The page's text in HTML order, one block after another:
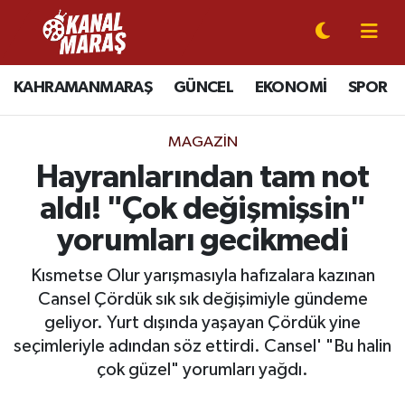
KAHRAMANMARAŞ GÜNCEL EKONOMİ SPOR
MAGAZİN
Hayranlarından tam not
aldı! "Çok değişmişsin"
yorumları gecikmedi
Kısmetse Olur yarışmasıyla hafızalara kazınan
Cansel Çördük sık sık değişimiyle gündeme
geliyor. Yurt dışında yaşayan Çördük yine
seçimleriyle adından söz ettirdi. Cansel' "Bu halin
çok güzel" yorumları yağdı.
CANLI YAYIN
KAHRAMANMARAŞ
SPOR
SİYASET
EKONOMİ
GÜNDEM
Kahramanmaraş Nöbetçi Eczaneler
Kahramanmaraş Hava Durumu
Kahramanmaraş Trafik Yoğunluk Haritası
Süper Lig Puan Durumu ve Fikstür
Tüm Manşetler
Son Dakika Haberleri